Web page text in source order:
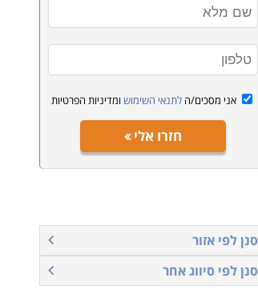
אני מסכים/הלתנאי השימוש ומדיניות הפרטיות
חזרו אלי
סנן לפי אזור
סנן לפי סיווג אחר